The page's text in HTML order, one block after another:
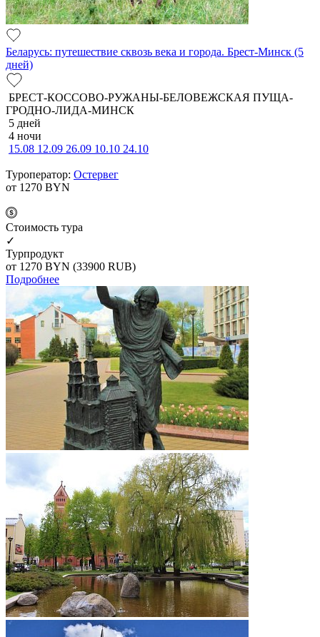
Беларусь: путешествие сквозь века и города. Брест-Минск (5
дней)
БРЕСТ-КОССОВО-РУЖАНЫ-БЕЛОВЕЖСКАЯ ПУЩА-
ГРОДНО-ЛИДА-МИНСК
5 дней
4 ночи
15.08 12.09 26.09 10.10 24.10
Туроператор: Остервег
от 1270 BYN
Cтоимость тура
✓
Турпродукт
от 1270 BYN (33900 RUB)
Подробнее